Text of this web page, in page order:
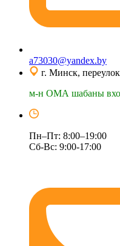
a73030@yandex.by
г. Минск,
м-н ОМА шабаны
Пн–Пт: 8:00–19:00
Сб-Вс: 9:00-17:00